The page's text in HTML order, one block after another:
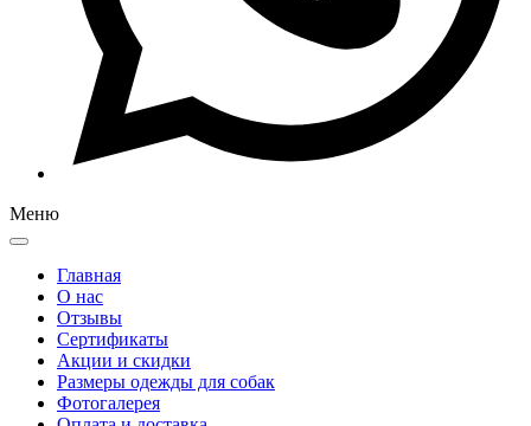
Меню
Главная
О нас
Отзывы
Сертификаты
Акции и скидки
Размеры одежды для собак
Фотогалерея